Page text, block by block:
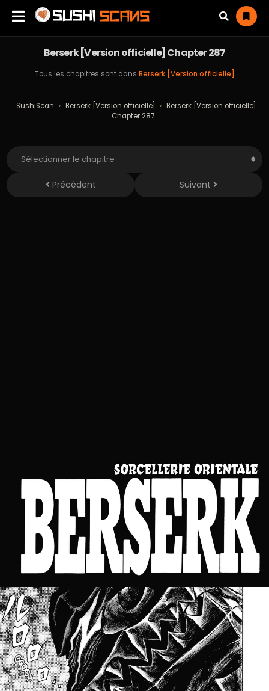
Berserk [Version officielle] Chapter 287
Tous les chapitres sont dans Berserk [Version officielle]
SushiScan › Berserk [Version officielle] › Berserk [Version officielle]
Chapter 287
Précédent Suivant